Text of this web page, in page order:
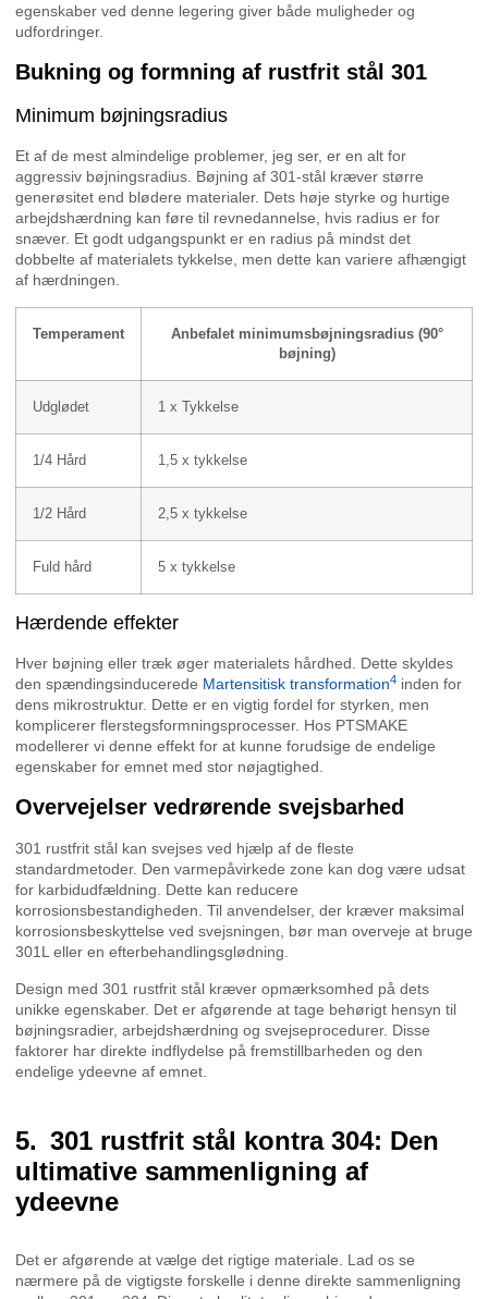
egenskaber ved denne legering giver både muligheder og
udfordringer.
Bukning og formning af rustfrit stål 301
Minimum bøjningsradius
Et af de mest almindelige problemer, jeg ser, er en alt for
aggressiv bøjningsradius. Bøjning af 301-stål kræver større
generøsitet end blødere materialer. Dets høje styrke og hurtige
arbejdshærdning kan føre til revnedannelse, hvis radius er for
snæver. Et godt udgangspunkt er en radius på mindst det
dobbelte af materialets tykkelse, men dette kan variere afhængigt
af hærdningen.
Temperament
Anbefalet minimumsbøjningsradius (90°
bøjning)
Udglødet 1 x Tykkelse
1/4 Hård 1,5 x tykkelse
1/2 Hård 2,5 x tykkelse
Fuld hård 5 x tykkelse
Hærdende effekter
Hver bøjning eller træk øger materialets hårdhed. Dette skyldes
den spændingsinducerede Martensitisk transformation4 inden for
dens mikrostruktur. Dette er en vigtig fordel for styrken, men
komplicerer flerstegsformningsprocesser. Hos PTSMAKE
modellerer vi denne effekt for at kunne forudsige de endelige
egenskaber for emnet med stor nøjagtighed.
Overvejelser vedrørende svejsbarhed
301 rustfrit stål kan svejses ved hjælp af de fleste
standardmetoder. Den varmepåvirkede zone kan dog være udsat
for karbidudfældning. Dette kan reducere
korrosionsbestandigheden. Til anvendelser, der kræver maksimal
korrosionsbeskyttelse ved svejsningen, bør man overveje at bruge
301L eller en efterbehandlingsglødning.
Design med 301 rustfrit stål kræver opmærksomhed på dets
unikke egenskaber. Det er afgørende at tage behørigt hensyn til
bøjningsradier, arbejdshærdning og svejseprocedurer. Disse
faktorer har direkte indflydelse på fremstillbarheden og den
endelige ydeevne af emnet.
301 rustfrit stål kontra 304: Den
ultimative sammenligning af
ydeevne
Det er afgørende at vælge det rigtige materiale. Lad os se
nærmere på de vigtigste forskelle i denne direkte sammenligning